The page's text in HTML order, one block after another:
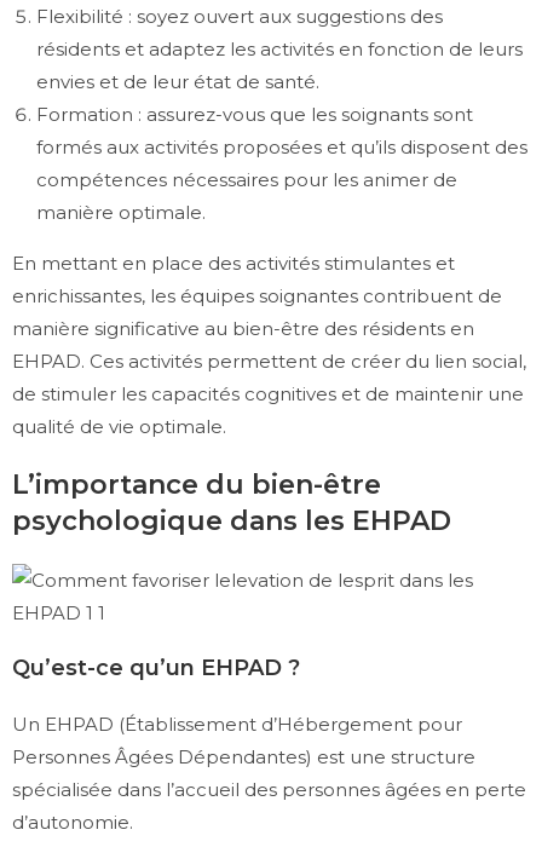
Flexibilité : soyez ouvert aux suggestions des
résidents et adaptez les activités en fonction de leurs
envies et de leur état de santé.
Formation : assurez-vous que les soignants sont
formés aux activités proposées et qu’ils disposent des
compétences nécessaires pour les animer de
manière optimale.
En mettant en place des activités stimulantes et
enrichissantes, les équipes soignantes contribuent de
manière significative au bien-être des résidents en
EHPAD. Ces activités permettent de créer du lien social,
de stimuler les capacités cognitives et de maintenir une
qualité de vie optimale.
L’importance du bien-être
psychologique dans les EHPAD
Qu’est-ce qu’un EHPAD ?
Un EHPAD (Établissement d’Hébergement pour
Personnes Âgées Dépendantes) est une structure
spécialisée dans l’accueil des personnes âgées en perte
d’autonomie.